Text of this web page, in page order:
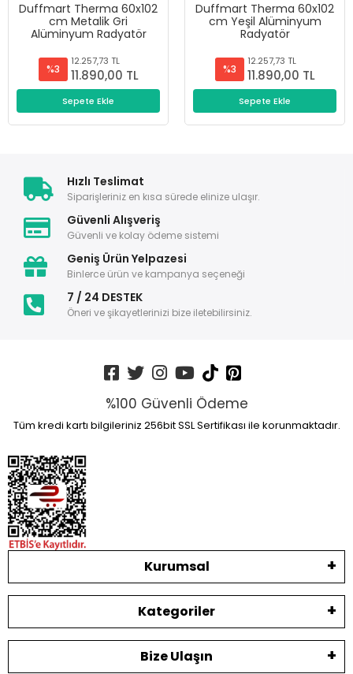
Duffmart Therma 60x102
cm Metalik Gri
Alüminyum Radyatör
%3
12.257,73 TL
11.890,00 TL
Sepete Ekle
Duffmart Therma 60x102
cm Yeşil Alüminyum
Radyatör
%3
12.257,73 TL
11.890,00 TL
Sepete Ekle
Hızlı Teslimat
Siparişleriniz en kısa sürede elinize ulaşır.
Güvenli Alışveriş
Güvenli ve kolay ödeme sistemi
Geniş Ürün Yelpazesi
Binlerce ürün ve kampanya seçeneği
7 / 24 DESTEK
Öneri ve şikayetlerinizi bize iletebilirsiniz.
%100 Güvenli Ödeme
Tüm kredi kartı bilgileriniz 256bit SSL Sertifikası ile korunmaktadır.
Kurumsal
Kategoriler
Bize Ulaşın